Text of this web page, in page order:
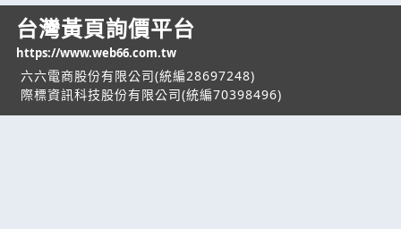
台灣黃頁詢價平台
https://www.web66.com.tw
六六電商股份有限公司(統編28697248)
際標資訊科技股份有限公司(統編70398496)